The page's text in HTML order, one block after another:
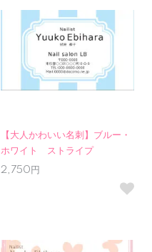
【大人かわいい名刺】ブルー・
ホワイト ストライプ
2,750円